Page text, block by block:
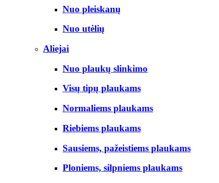
Nuo pleiskanų
Nuo utėlių
Aliejai
Nuo plaukų slinkimo
Visų tipų plaukams
Normaliems plaukams
Riebiems plaukams
Sausiems, pažeistiems plaukams
Ploniems, silpniems plaukams